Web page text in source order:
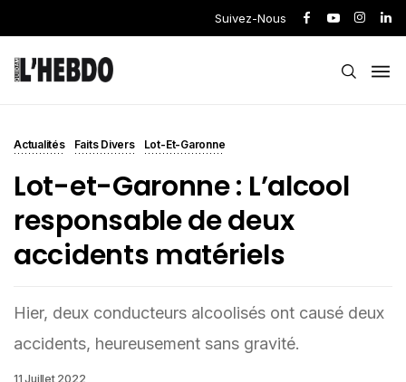
Suivez-Nous
Actualités Faits Divers Lot-Et-Garonne
Lot-et-Garonne : L’alcool
responsable de deux
accidents matériels
Hier, deux conducteurs alcoolisés ont causé deux
accidents, heureusement sans gravité.
11 Juillet 2022